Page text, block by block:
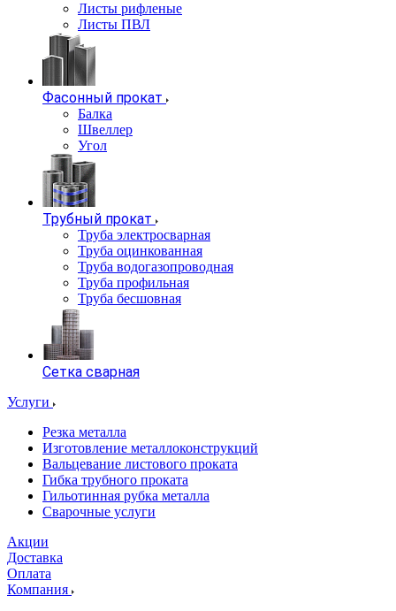
Листы рифленые
Листы ПВЛ
Фасонный прокат
Балка
Швеллер
Угол
Трубный прокат
Труба электросварная
Труба оцинкованная
Труба водогазопроводная
Труба профильная
Труба бесшовная
Сетка сварная
Услуги
Резка металла
Изготовление металлоконструкций
Вальцевание листового проката
Гибка трубного проката
Гильотинная рубка металла
Сварочные услуги
Акции
Доставка
Оплата
Компания